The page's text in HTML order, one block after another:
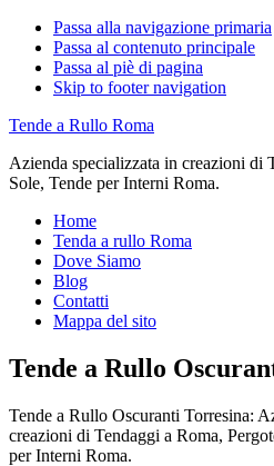
Passa alla navigazione primaria
Passa al contenuto principale
Passa al piè di pagina
Skip to footer navigation
Tende a Rullo Roma
Azienda specializzata in creazioni di
Sole, Tende per Interni Roma.
Home
Tenda a rullo Roma
Dove Siamo
Blog
Contatti
Mappa del sito
Tende a Rullo
Tende a Rullo Oscuranti Torresina:
creazioni di Tendaggi a Roma,
per Interni Roma.